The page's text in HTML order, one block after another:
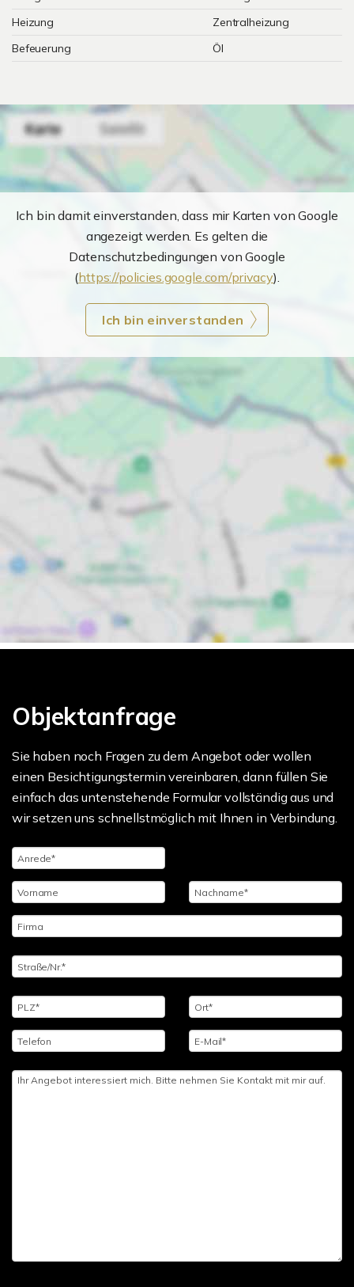
Heizung
Zentralheizung
Befeuerung
Öl
Ich bin damit einverstanden, dass mir Karten von Google
angezeigt werden. Es gelten die
Datenschutzbedingungen von Google
(https://policies.google.com/privacy).
Ich bin einverstanden
Objektanfrage
Sie haben noch Fragen zu dem Angebot oder wollen
einen Besichtigungstermin vereinbaren, dann füllen Sie
einfach das untenstehende Formular vollständig aus und
wir setzen uns schnellstmöglich mit Ihnen in Verbindung.